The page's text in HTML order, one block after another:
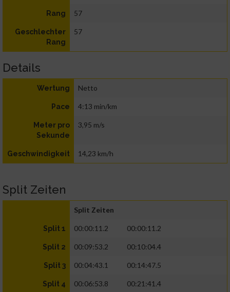
Rang 57
Geschlechter
Rang
57
Details
Wertung Netto
Pace 4:13 min/km
Meter pro
Sekunde
3,95 m/s
Geschwindigkeit 14,23 km/h
Split Zeiten
Split Zeiten
Split 1 00:00:11.2 00:00:11.2
Split 2 00:09:53.2 00:10:04.4
Split 3 00:04:43.1 00:14:47.5
Split 4 00:06:53.8 00:21:41.4